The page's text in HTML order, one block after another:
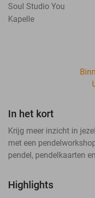
Soul Studio You
Kapelle
In het kort
Krijg meer inzicht in
met een
pendel, pendelkaarten
Highlights